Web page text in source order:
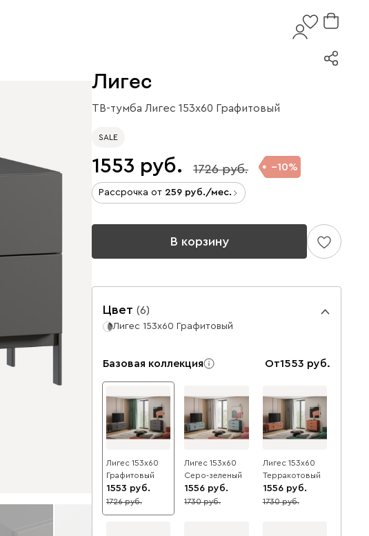
Лигес
ТВ-тумба Лигес 153x60 Графитовый
SALE
1553 1726 10
Рассрочка от 259 /мес.
В корзину
Цвет (6)
Лигес 153x60 Графитовый
Базовая коллекция От1553
Лигес 153x60
Графитовый
1553
10
1726
Лигес 153x60
Серо-зеленый
1556
10
1730
Лигес 153x60
Терракотовый
1556
10
1730